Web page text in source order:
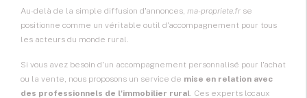
Au-delà de la simple diffusion d'annonces, ma-propriete.fr se
positionne comme un véritable outil d'accompagnement pour tous
les acteurs du monde rural.
Si vous avez besoin d'un accompagnement personnalisé pour l'achat
ou la vente, nous proposons un service de mise en relation avec
des professionnels de l'immobilier rural. Ces experts locaux